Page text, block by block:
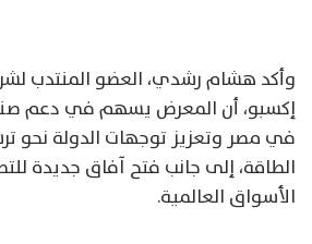
وأكد هشام رشدي، العضو المنتدب
إكسبو، أن المعرض يسهم في دعم
في مصر وتعزيز توجهات الدولة نحو
الطاقة، إلى جانب فتح آفاق جديدة
الأسواق العالمية.